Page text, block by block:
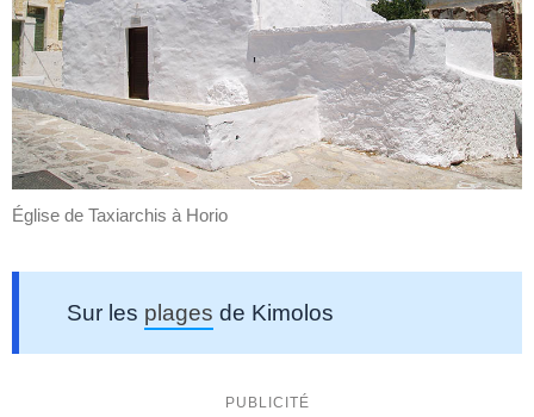
Église de Taxiarchis à Horio
Sur les plages de Kimolos